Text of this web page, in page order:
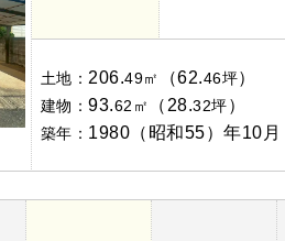
土地： 206.49㎡ （62.46坪）
建物：93.62㎡ （28.32坪）
築年： 1980（昭和55）年10月